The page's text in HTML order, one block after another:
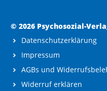
© 2026 Psychosozial-
Datenschutzerklärung
Impressum
AGBs und
Widerruf erklären